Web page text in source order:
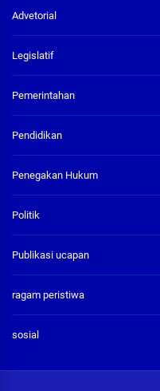
Advetorial
Legislatif
Pemerintahan
Pendidikan
Penegakan Hukum
Politik
Publikasi ucapan
ragam peristiwa
sosial